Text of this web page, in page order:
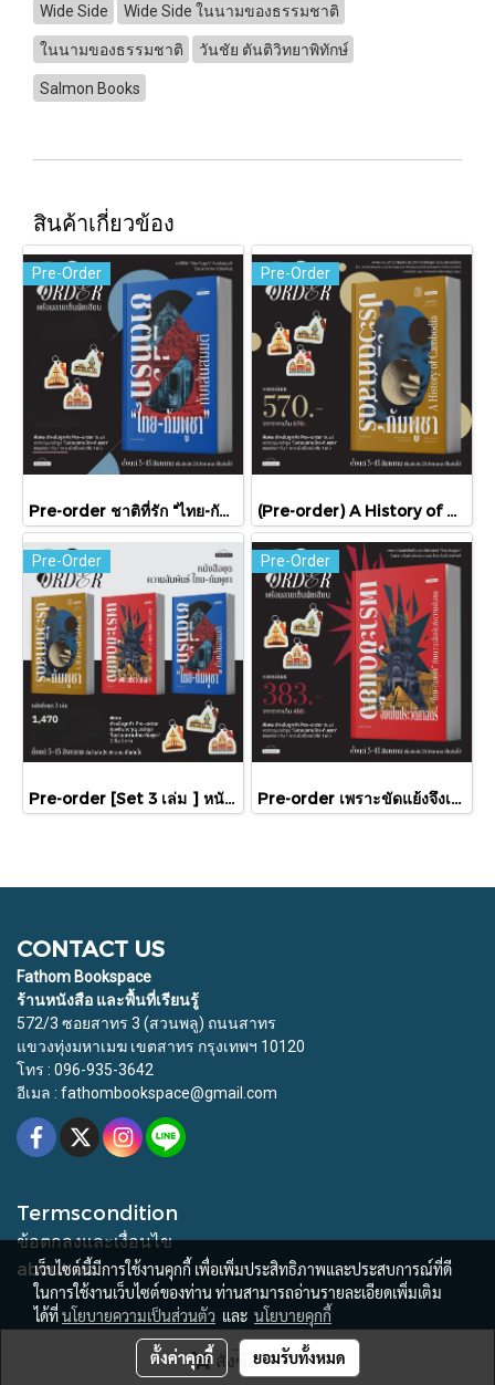
สั่งซื้อสินค้า
Wide Side Wide Side ในนามของธรรมชาติ
ในนามของธรรมชาติ วันชัย ตันติวิทยาพิทักษ์
Salmon Books
สินค้าเกี่ยวข้อง
Pre-Order
Pre-order ชาติที่รัก "ไทย-กัมพูชา" กับเส้นสมมติ / พวงทอง ภวัครพันธุ์ / มติชน
Pre-Order
(Pre-order) A History of Cambodia ประวัติศาสตร์กัมพูชา (ฉบับปรับปรุงใหม่) / David Chandler / มติชน
Pre-Order
Pre-order [Set 3 เล่ม ] หนังสือชุดความสัมพันธ์ "ไทย-กัมพูชา" / มติชน
Pre-Order
Pre-order เพราะขัดแย้งจึงเป็นประวัติศาสตร์ "ไทย-กัมพูชา" กับความสัมพันธ์หวานปนขม / มติชน
CONTACT US
Fathom Bookspace
ร้านหนังสือ และพื้นที่เรียนรู้
572/3 ซอยสาทร 3 (สวนพลู) ถนนสาทร
แขวงทุ่งมหาเมฆ เขตสาทร กรุงเทพฯ 10120
โทร : 096-935-3642
อีเมล : fathombookspace@gmail.com
Termscondition
ข้อตกลงและเงื่อนไข
about us
© Copyright 2015 All Rights Reserved. Fathom Bookspace
เว็บไซต์นี้มีการใช้งานคุกกี้ เพื่อเพิ่มประสิทธิภาพและประสบการณ์ที่ดี
ในการใช้งานเว็บไซต์ของท่าน ท่านสามารถอ่านรายละเอียดเพิ่มเติม
ได้ที่นโยบายความเป็นส่วนตัว และ นโยบายคุกกี้
ตั้งค่าคุกกี้ ยอมรับทั้งหมด